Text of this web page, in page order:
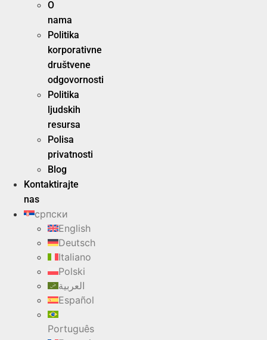
O
nama
Politika
korporativne
društvene
odgovornosti
Politika
ljudskih
resursa
Polisa
privatnosti
Blog
Kontaktirajte
nas
српски
English
Deutsch
Italiano
Polski
العربية
Español
Português